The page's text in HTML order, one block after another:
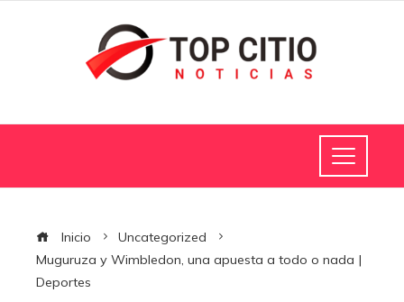
Inicio
Uncategorized
Muguruza y Wimbledon, una apuesta a todo o nada |
Deportes